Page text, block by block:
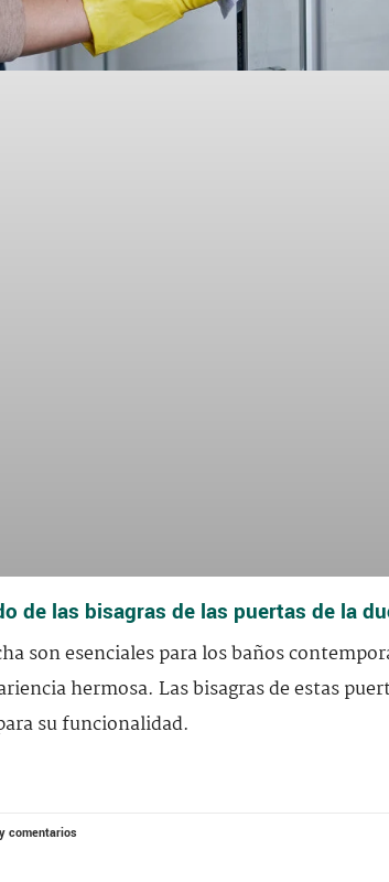
de las bisagras de las puertas de la
son esenciales para los baños
hermosa. Las bisagras de estas
su funcionalidad.
comentarios